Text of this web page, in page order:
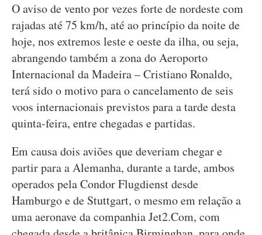
O aviso de vento por vezes forte de nordeste com
rajadas até 75 km/h, até ao princípio da noite de
hoje, nos extremos leste e oeste da ilha, ou seja,
abrangendo também a zona do Aeroporto
Internacional da Madeira – Cristiano Ronaldo,
terá sido o motivo para o cancelamento de seis
voos internacionais previstos para a tarde desta
quinta-feira, entre chegadas e partidas.
Em causa dois aviões que deveriam chegar e
partir para a Alemanha, durante a tarde, ambos
operados pela Condor Flugdienst desde
Hamburgo e de Stuttgart, o mesmo em relação a
uma aeronave da companhia Jet2.Com, com